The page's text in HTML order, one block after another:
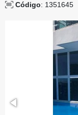
Código: 1351645